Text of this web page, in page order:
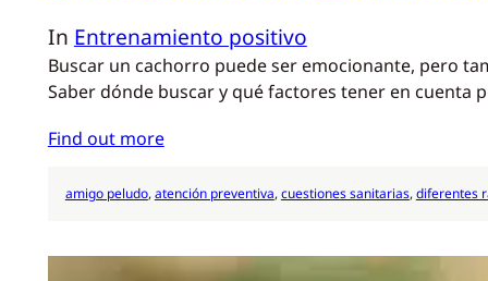
In Entrenamiento positivo
Buscar un cachorro puede ser emocionante, pero
Saber dónde buscar y qué factores tener en cuenta
Find out more
amigo peludo, atención preventiva, cuestiones sanitarias, diferentes